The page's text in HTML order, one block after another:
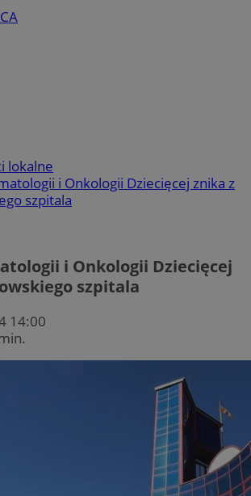
lokalne
i Onkologii Dziecięcej znika z
szpitala
i Onkologii Dziecięcej
szpitala
14:00